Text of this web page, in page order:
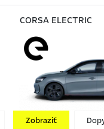
CORSA ELECTRIC
Zobraziť